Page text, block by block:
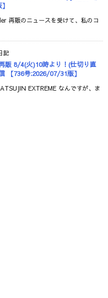
再販のニュースを受けて、私のコ
記
販 8/4(火)10時より！(仕切り直
【736号:2026/07/31版】
EXTREME なんですが、ま